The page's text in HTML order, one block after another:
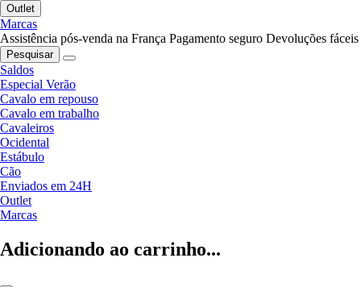
Outlet
Marcas
Assistência pós-venda na França Pagamento seguro Devoluções fáceis
Pesquisar
Saldos
Especial Verão
Cavalo em repouso
Cavalo em trabalho
Cavaleiros
Ocidental
Estábulo
Cão
Enviados em 24H
Outlet
Marcas
Adicionando ao carrinho...